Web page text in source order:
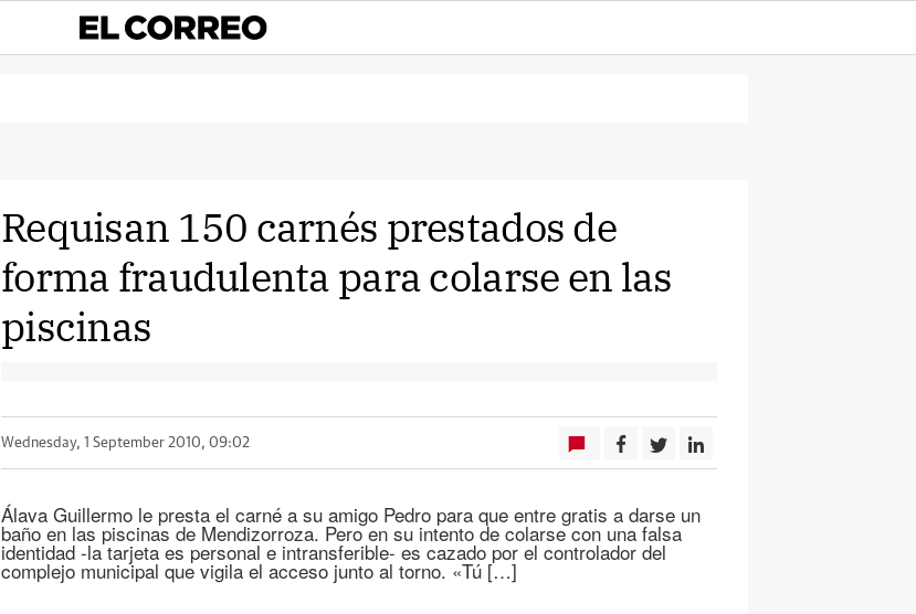
Requisan 150 carnés prestados de
forma fraudulenta para colarse en las
piscinas
Wednesday, 1 September 2010, 09:02
Álava Guillermo le presta el carné a su amigo Pedro para que entre gratis a darse un
baño en las piscinas de Mendizorroza. Pero en su intento de colarse con una falsa
identidad -la tarjeta es personal e intransferible- es cazado por el controlador del
complejo municipal que vigila el acceso junto al torno. «Tú […]